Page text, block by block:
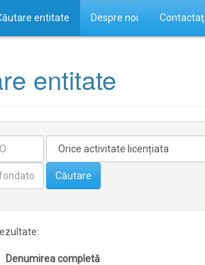
entitate Despre noi
entitate
licentiata
Căutare
Denumirea completă